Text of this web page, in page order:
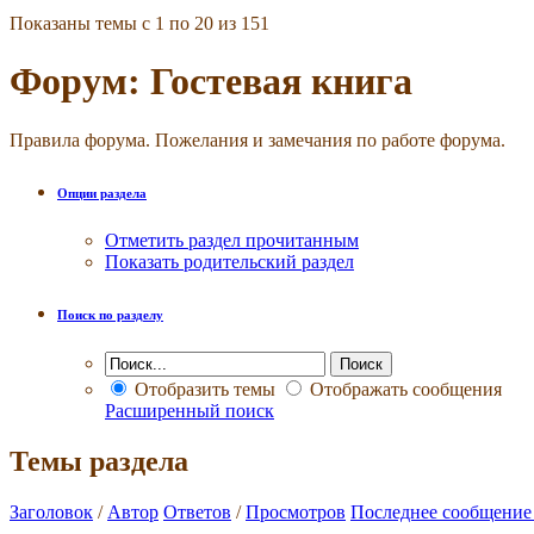
Показаны темы с 1 по 20 из 151
Форум: Гостевая книга
Правила форума. Пожелания и замечания по работе форума.
Опции раздела
Отметить раздел прочитанным
Показать родительский раздел
Поиск по разделу
Отобразить темы
Отображать сообщения
Расширенный поиск
Темы раздела
Заголовок / Автор Ответов /Просмотров Последнее сообщение